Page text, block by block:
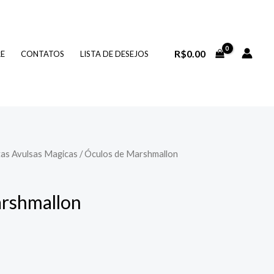
CONTATOS LISTA DE DESEJOS R$0.00
Avulsas Magicas / Óculos de Marshmallon